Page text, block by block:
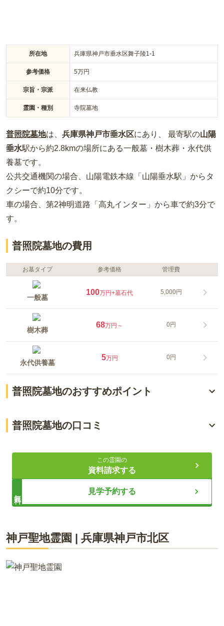
所在地 兵庫県神戸市垂水区舞子陵1-1
参考価格 5万円
宗旨・宗派 在来仏教
霊園・種別 寺院墓地
普照院墓地は、 兵庫県神戸市垂水区にあり、 最寄駅の山陽
垂水駅から約2.8kmの場所にある一般墓・樹木葬・永代供
養墓です。
公共交通機関の場合、山陽電鉄本線「山陽垂水駅」からタ
クシーで約10分です。
車の場合、第2神明道路「高丸インター」から車で約3分で
す。
普照院墓地の費用
お墓タイプ 参考価格 管理費
一般墓
100万円+墓石代 5,000円
樹木葬
68万円～ 0円
永代供養墓
5万円 0円
普照院墓地のおすすめポイント
さまざまなお墓タイプから選べる
ライフドット編集部
神戸市営垂水墓園内（神戸市垂水区）にあります。広大な舞子
墓園は道が広く、駐車場は複数設けられているためお墓の近く
まで車で移動できます。普照院は一般墓、樹木葬、永代供養墓
とさまざまなお墓を有しており、樹木葬「沙羅双樹」は令和5
普照院墓地の口コミ
30代・男性
高丸インターチェンジから車で約5分くらいの場所でした。駐
車場もあるみたいでしたが、墓地が広かったので路肩に車を
口コミをすべて見る（
この霊園の
資料請求する
見学予約する
神戸聖地霊園 | 兵庫県神戸市北区